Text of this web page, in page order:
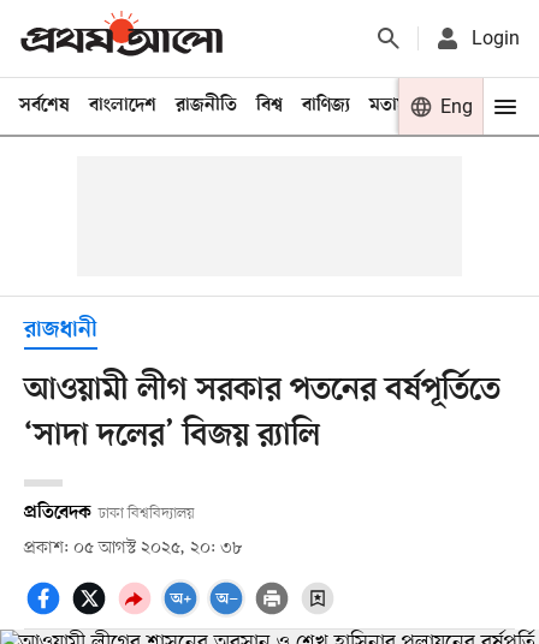
Login
সর্বশেষ বাংলাদেশ রাজনীতি বিশ্ব বাণিজ্য মতামত খেলা
Eng
রাজধানী
আওয়ামী লীগ সরকার পতনের বর্ষপূর্তিতে
‘সাদা দলের’ বিজয় র‌্যালি
প্রতিবেদক ঢাকা বিশ্ববিদ্যালয়
প্রকাশ: ০৫ আগস্ট ২০২৫, ২০: ৩৮